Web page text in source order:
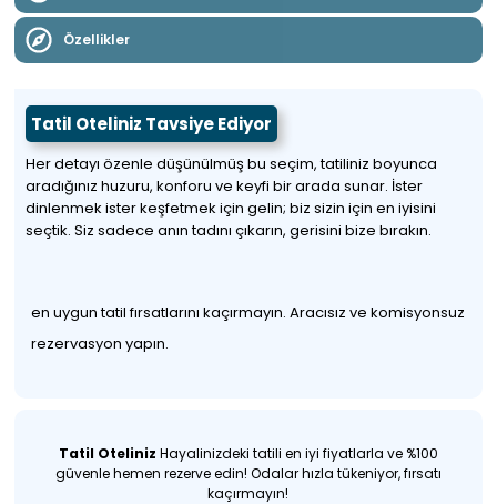
Özellikler
Tatil Oteliniz Tavsiye Ediyor
Her detayı özenle düşünülmüş bu seçim, tatiliniz boyunca
aradığınız huzuru, konforu ve keyfi bir arada sunar. İster
dinlenmek ister keşfetmek için gelin; biz sizin için en iyisini
seçtik. Siz sadece anın tadını çıkarın, gerisini bize bırakın.
en uygun tatil fırsatlarını kaçırmayın. Aracısız ve komisyonsuz
rezervasyon yapın.
Tatil Oteliniz Hayalinizdeki tatili en iyi fiyatlarla ve %100
güvenle hemen rezerve edin! Odalar hızla tükeniyor, fırsatı
kaçırmayın!